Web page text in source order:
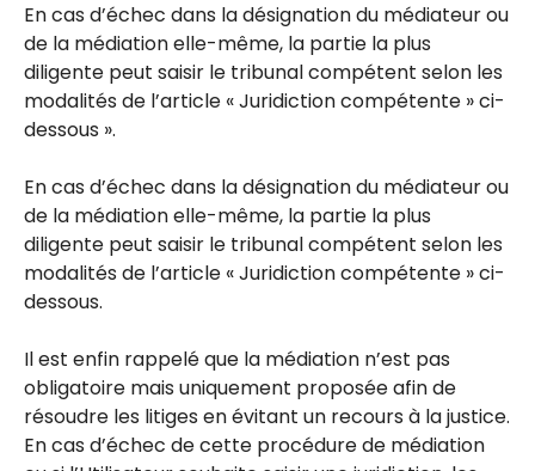
En cas d’échec dans la désignation du médiateur ou
de la médiation elle-même, la partie la plus
diligente peut saisir le tribunal compétent selon les
modalités de l’article « Juridiction compétente » ci-
dessous ».
En cas d’échec dans la désignation du médiateur ou
de la médiation elle-même, la partie la plus
diligente peut saisir le tribunal compétent selon les
modalités de l’article « Juridiction compétente » ci-
dessous.
Il est enfin rappelé que la médiation n’est pas
obligatoire mais uniquement proposée afin de
résoudre les litiges en évitant un recours à la justice.
En cas d’échec de cette procédure de médiation